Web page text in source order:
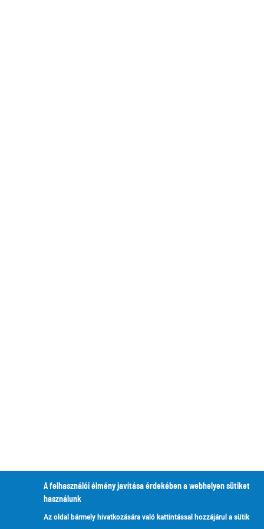
A felhasználói élmény javítása érdekében a webhelyen sütiket
használunk
Az oldal bármely hivatkozására való kattintással hozzájárul a sütik